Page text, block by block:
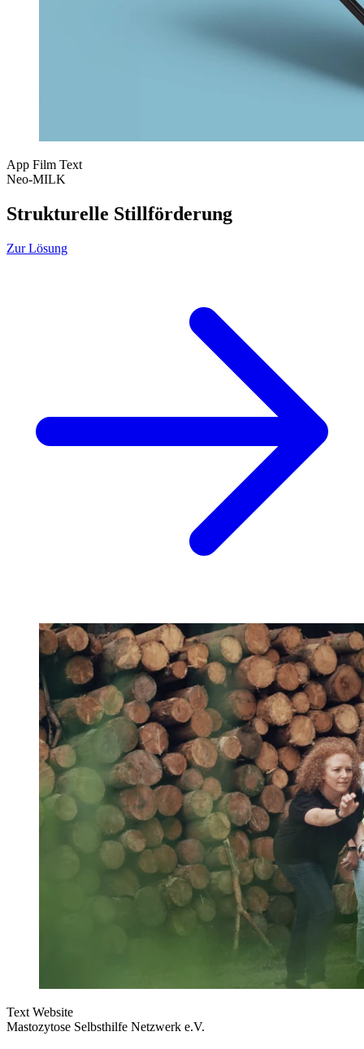
App Film Text
Neo-MILK
Strukturelle Stillförderung
Zur Lösung
Text Website
Mastozytose Selbsthilfe Netzwerk e.V.